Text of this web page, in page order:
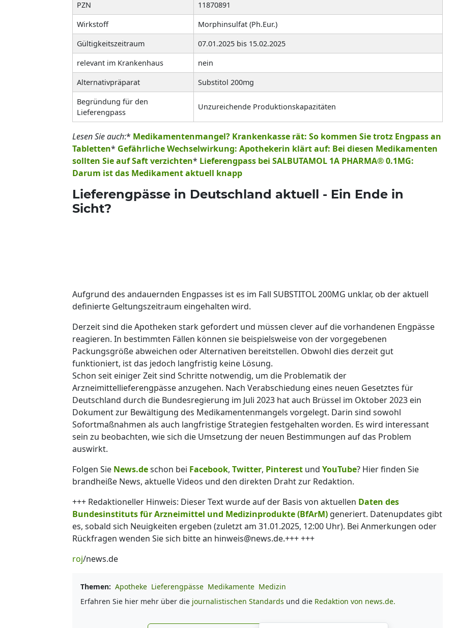
PZN
11870891
Wirkstoff
Morphinsulfat (Ph.Eur.)
Gültigkeitszeitraum
07.01.2025 bis 15.02.2025
relevant im Krankenhaus
nein
Alternativpräparat
Substitol 200mg
Begründung für den
Lieferengpass
Unzureichende Produktionskapazitäten
Lesen Sie auch:* Medikamentenmangel? Krankenkasse rät: So kommen Sie trotz Engpass an
Tabletten* Gefährliche Wechselwirkung: Apothekerin klärt auf: Bei diesen Medikamenten
sollten Sie auf Saft verzichten* Lieferengpass bei SALBUTAMOL 1A PHARMA® 0.1MG:
Darum ist das Medikament aktuell knapp
Lieferengpässe in Deutschland aktuell - Ein Ende in
Sicht?
Aufgrund des andauernden Engpasses ist es im Fall SUBSTITOL 200MG unklar, ob der aktuell
definierte Geltungszeitraum eingehalten wird.
Derzeit sind die Apotheken stark gefordert und müssen clever auf die vorhandenen Engpässe
reagieren. In bestimmten Fällen können sie beispielsweise von der vorgegebenen
Packungsgröße abweichen oder Alternativen bereitstellen. Obwohl dies derzeit gut
funktioniert, ist das jedoch langfristig keine Lösung.
Schon seit einiger Zeit sind Schritte notwendig, um die Problematik der
Arzneimittellieferengpässe anzugehen. Nach Verabschiedung eines neuen Gesetztes für
Deutschland durch die Bundesregierung im Juli 2023 hat auch Brüssel im Oktober 2023 ein
Dokument zur Bewältigung des Medikamentenmangels vorgelegt. Darin sind sowohl
Sofortmaßnahmen als auch langfristige Strategien festgehalten worden. Es wird interessant
sein zu beobachten, wie sich die Umsetzung der neuen Bestimmungen auf das Problem
auswirkt.
Folgen Sie News.deschon bei Facebook, Twitter, Pinterest und YouTube? Hier finden Sie
brandheiße News, aktuelle Videos und den direkten Draht zur Redaktion.
+++ Redaktioneller Hinweis: Dieser Text wurde auf der Basis von aktuellen Daten des
Bundesinstituts für Arzneimittel und Medizinprodukte (BfArM) generiert. Datenupdates gibt
es, sobald sich Neuigkeiten ergeben (zuletzt am 31.01.2025, 12:00 Uhr). Bei Anmerkungen oder
Rückfragen wenden Sie sich bitte an hinweis@news.de.+++ +++
roj/news.de
Themen: Apotheke Lieferengpässe Medikamente Medizin
Erfahren Sie hier mehr über die journalistischen Standards und die Redaktion von news.de.